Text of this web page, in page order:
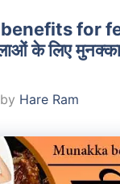
for
के लिए
by Hare Ram